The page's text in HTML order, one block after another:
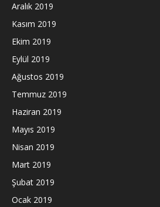
Aralık 2019
Kasım 2019
Ekim 2019
Eylül 2019
Ağustos 2019
Temmuz 2019
Haziran 2019
Mayıs 2019
Nisan 2019
Mart 2019
Şubat 2019
Ocak 2019